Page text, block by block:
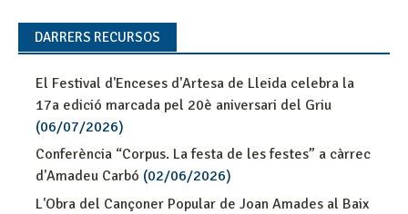
DARRERS RECURSOS
El Festival d'Enceses d'Artesa de Lleida celebra la
17a edició marcada pel 20è aniversari del Griu
(06/07/2026)
Conferència “Corpus. La festa de les festes” a càrrec
d'Amadeu Carbó (02/06/2026)
L'Obra del Cançoner Popular de Joan Amades al Baix